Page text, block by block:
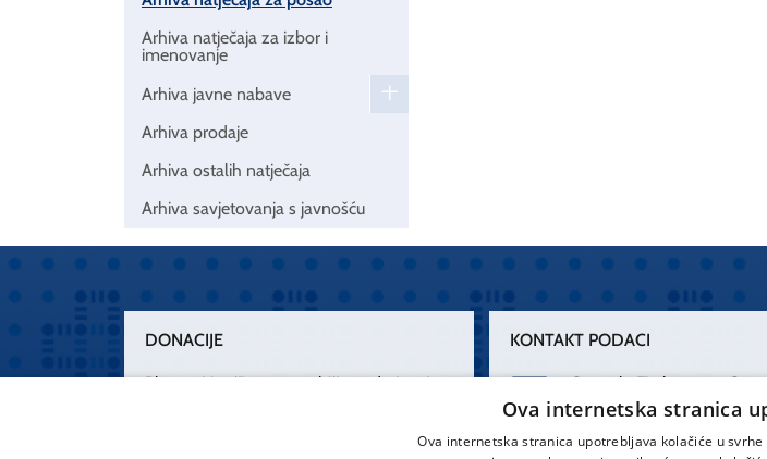
Arhiva natječaja za izbor i
imenovanje
Arhiva javne nabave
Arhiva prodaje
Arhiva ostalih natječaja
Arhiva savjetovanja s javnošću
DONACIJE
Plemenitim činom nesebičnog darivanja
„Zarazimo“ se dobrotom, donirajmo od
KONTAKT PODACI
Centrala Firule
021 556 111
021
Ova internetska stranica
Ova internetska stranica upotrebljava kolačiće u